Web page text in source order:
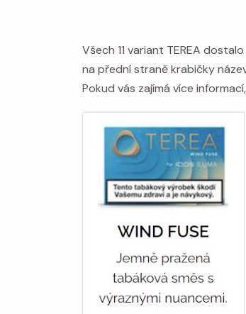
Všech 11 variant TEREA
na přední straně krabičky
Pokud vás zajímá více